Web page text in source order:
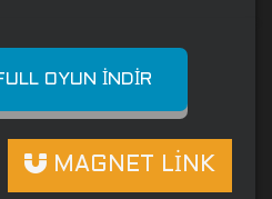
OYUN İNDIR
MAGNET LİNK